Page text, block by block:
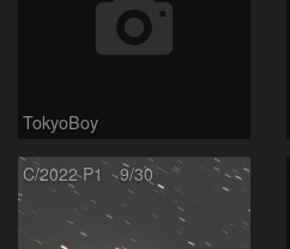
TokyoBoy
C/2022 P1 9/30